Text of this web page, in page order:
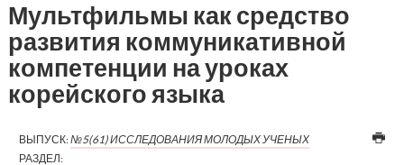
Мультфильмы как средство
развития коммуникативной
компетенции на уроках
корейского языка
ВЫПУСК:№5(61) ИССЛЕДОВАНИЯ МОЛОДЫХ УЧЕНЫХ
РАЗДЕЛ: